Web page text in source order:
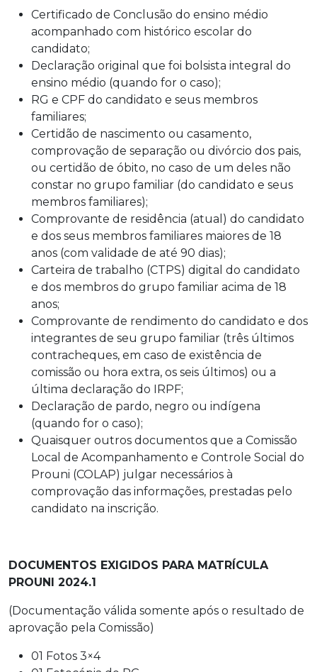
Certificado de Conclusão do ensino médio
acompanhado com histórico escolar do
candidato;
Declaração original que foi bolsista integral do
ensino médio (quando for o caso);
RG e CPF do candidato e seus membros
familiares;
Certidão de nascimento ou casamento,
comprovação de separação ou divórcio dos pais,
ou certidão de óbito, no caso de um deles não
constar no grupo familiar (do candidato e seus
membros familiares);
Comprovante de residência (atual) do candidato
e dos seus membros familiares maiores de 18
anos (com validade de até 90 dias);
Carteira de trabalho (CTPS) digital do candidato
e dos membros do grupo familiar acima de 18
anos;
Comprovante de rendimento do candidato e dos
integrantes de seu grupo familiar (três últimos
contracheques, em caso de existência de
comissão ou hora extra, os seis últimos) ou a
última declaração do IRPF;
Declaração de pardo, negro ou indígena
(quando for o caso);
Quaisquer outros documentos que a Comissão
Local de Acompanhamento e Controle Social do
Prouni (COLAP) julgar necessários à
comprovação das informações, prestadas pelo
candidato na inscrição.
DOCUMENTOS EXIGIDOS PARA MATRÍCULA
PROUNI 2024.1
(Documentação válida somente após o resultado de
aprovação pela Comissão)
01 Fotos 3×4